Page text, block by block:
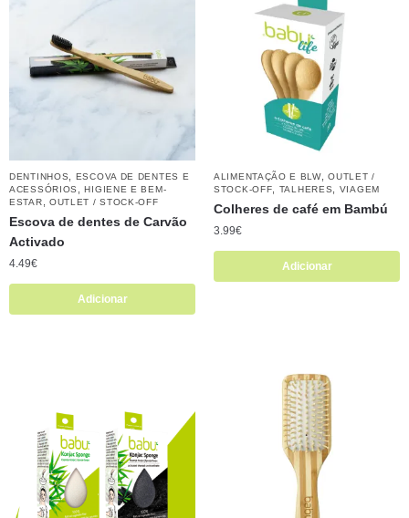
DENTINHOS
ESCOVA DE DENTES E
ACESSÓRIOS
,HIGIENE E BEM-
ESTAR
OUTLET / STOCK-OFF
Escova de dentes de Carvão
Activado
4.49€
Adicionar
ALIMENTAÇÃO E BLW,OUTLET /
STOCK-OFF
TALHERES VIAGEM
Colheres de café em Bambú
3.99€
Adicionar